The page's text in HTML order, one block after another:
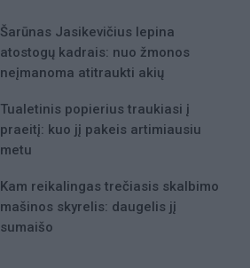
Šarūnas Jasikevičius lepina
atostogų kadrais: nuo žmonos
neįmanoma atitraukti akių
Tualetinis popierius traukiasi į
praeitį: kuo jį pakeis artimiausiu
metu
Kam reikalingas trečiasis skalbimo
mašinos skyrelis: daugelis jį
sumaišo